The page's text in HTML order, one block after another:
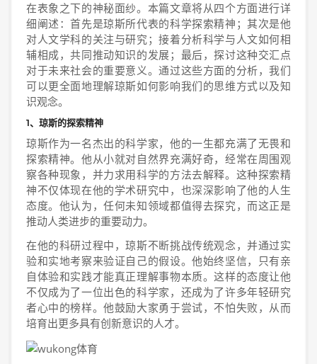
在表象之下的神秘面纱。本篇文章将从四个方面进行详
细阐述：首先是琼斯所代表的科学探索精神；其次是他
对人文学科的关注与研究；接着分析科学与人文如何相
辅相成，共同推动知识的发展；最后，探讨这种交汇点
对于未来社会的重要意义。通过这些方面的分析，我们
可以更全面地理解琼斯如何影响我们的思维方式以及知
识观念。
1、琼斯的探索精神
琼斯作为一名杰出的科学家，他的一生都充满了无畏和
探索精神。他从小就对自然界充满好奇，经常在周围观
察各种现象，并力求用科学的方法去解释。这种探索精
神不仅体现在他的学术研究中，也深深影响了他的人生
态度。他认为，任何未知领域都值得去探究，而这正是
推动人类进步的重要动力。
在他的科研过程中，琼斯不断挑战传统观念，并通过实
验和实地考察来验证自己的假设。他始终坚信，只有亲
自体验和实践才能真正理解事物本质。这样的态度让他
不仅成为了一位出色的科学家，还成为了许多年轻研究
者心中的榜样。他鼓励大家勇于尝试，不怕失败，从而
培育出更多具有创新意识的人才。